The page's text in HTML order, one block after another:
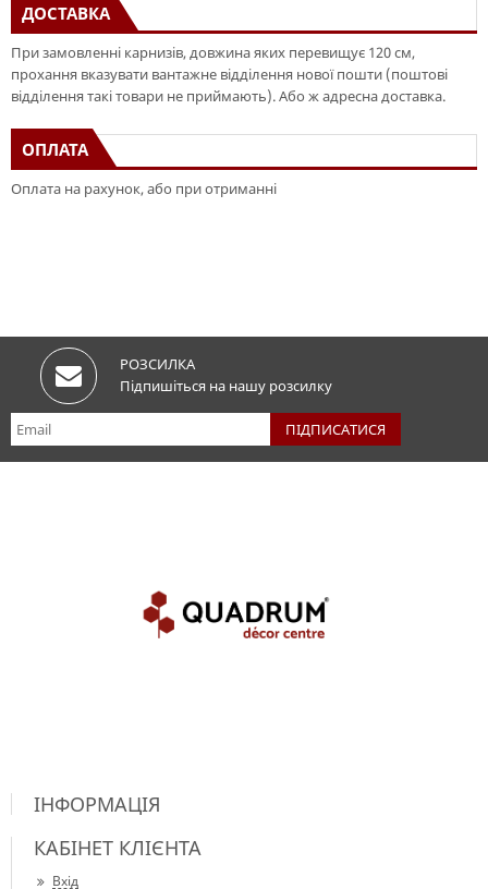
ДОСТАВКА
При замовленні карнизів, довжина яких перевищує 120 см,
прохання вказувати вантажне відділення нової пошти (поштові
відділення такі товари не приймають). Або ж адресна доставка.
ОПЛАТА
Оплата на рахунок, або при отриманні
РОЗСИЛКА
Підпишіться на нашу розсилку
ІНФОРМАЦІЯ
КАБІНЕТ КЛІЄНТА
Вхід